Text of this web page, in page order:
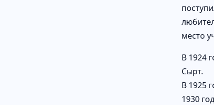
место
В 1924
Сырт.
В 1925
1930